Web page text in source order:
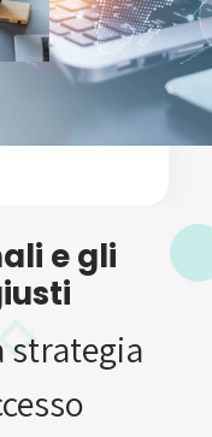
e gli
strategia